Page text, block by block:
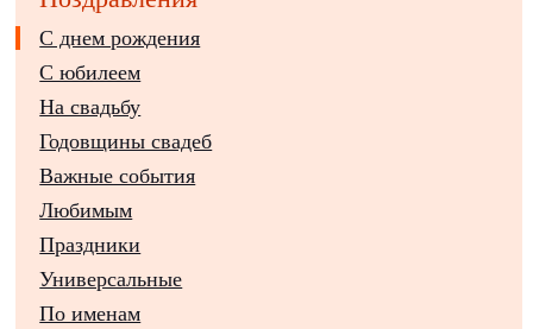
С днем рождения
С юбилеем
На свадьбу
Годовщины свадеб
Важные события
Любимым
Праздники
Универсальные
По именам